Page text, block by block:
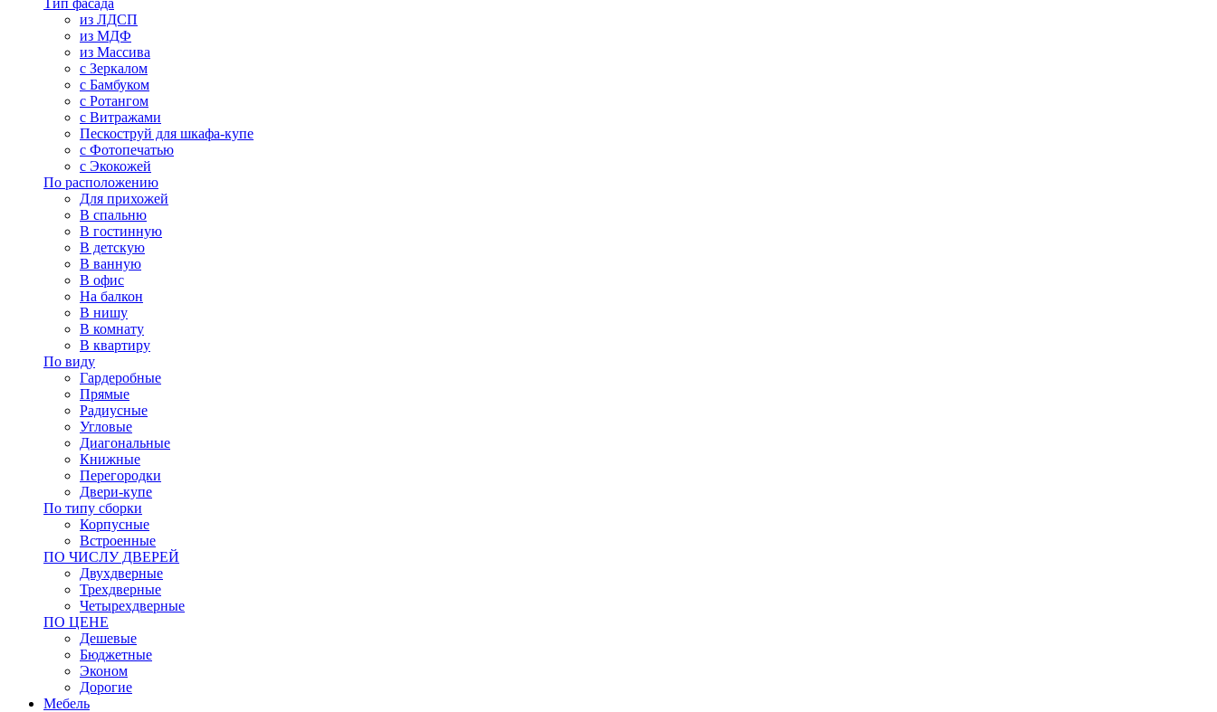
Тип фасада
из ЛДСП
из МДФ
из Массива
с Зеркалом
с Бамбуком
с Ротангом
с Витражами
Пескоструй для шкафа-купе
с Фотопечатью
с Экокожей
По расположению
Для прихожей
В спальню
В гостинную
В детскую
В ванную
В офис
На балкон
В нишу
В комнату
В квартиру
По виду
Гардеробные
Прямые
Радиусные
Угловые
Диагональные
Книжные
Перегородки
Двери-купе
По типу сборки
Корпусные
Встроенные
ПО ЧИСЛУ ДВЕРЕЙ
Двухдверные
Трехдверные
Четырехдверные
ПО ЦЕНЕ
Дешевые
Бюджетные
Эконом
Дорогие
Мебель